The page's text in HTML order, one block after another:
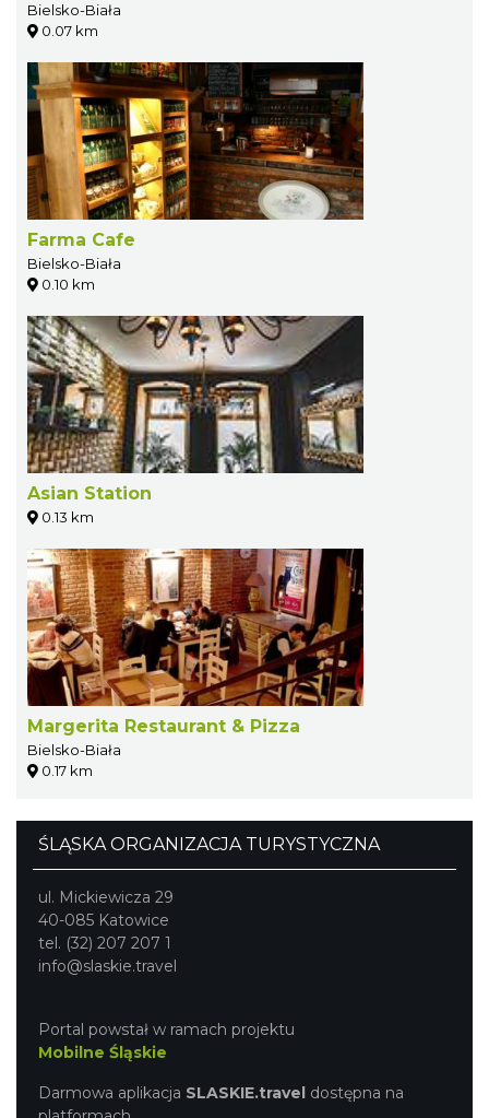
Bielsko-Biała
0.07 km
Farma Cafe
Bielsko-Biała
0.10 km
Asian Station
0.13 km
Margerita Restaurant & Pizza
Bielsko-Biała
0.17 km
ŚLĄSKA ORGANIZACJA TURYSTYCZNA
ul. Mickiewicza 29
40-085 Katowice
tel. (32) 207 207 1
info@slaskie.travel
Portal powstał w ramach projektu
Mobilne Śląskie
Darmowa aplikacja SLASKIE.travel dostępna na